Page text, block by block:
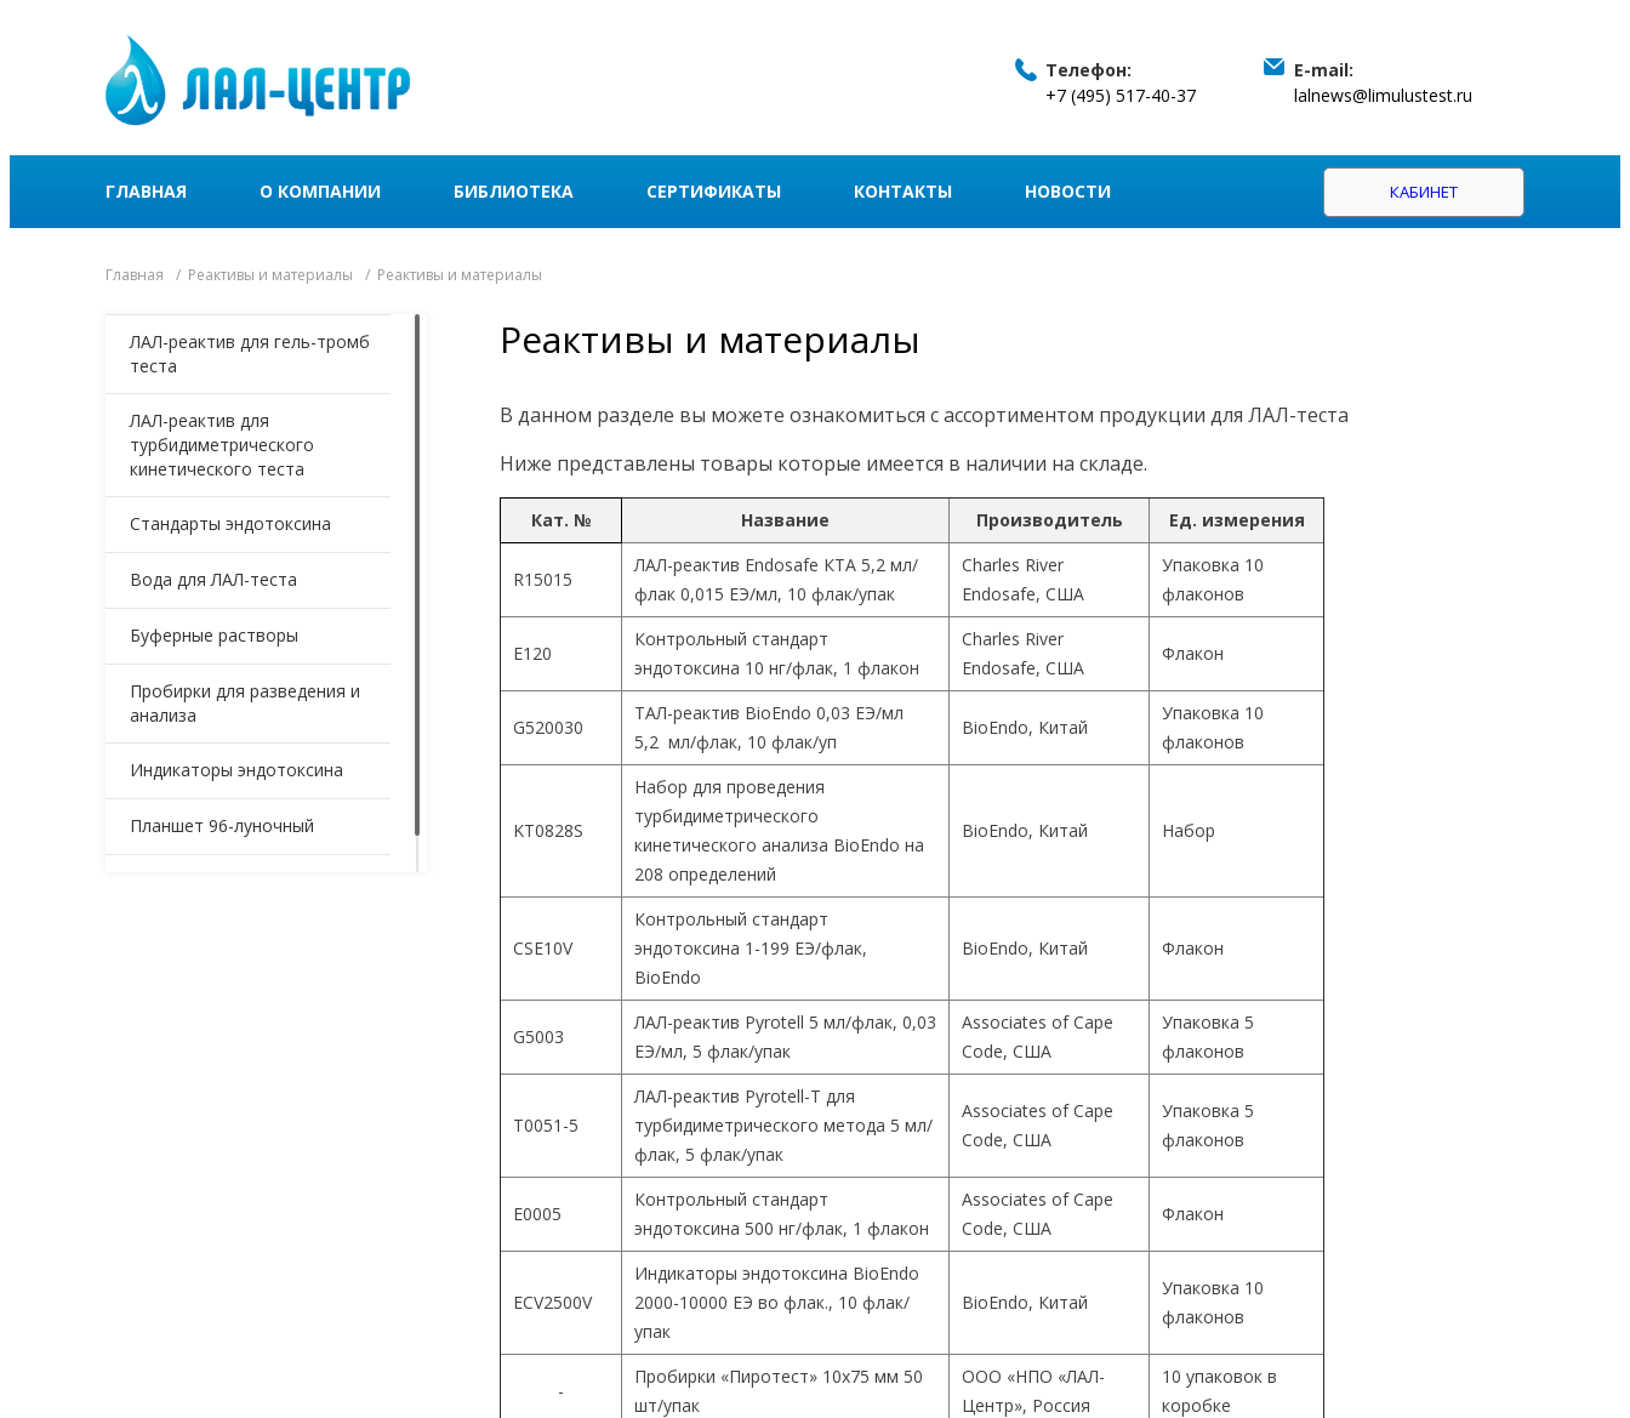
Телефон:
+7 (495) 517-40-37
E-mail:
lalnews@limulustest.ru
ГЛАВНАЯ О КОМПАНИИ БИБЛИОТЕКА СЕРТИФИКАТЫ КОНТАКТЫ НОВОСТИ КАБИНЕТ
Главная Реактивы и материалы Реактивы и материалы
ЛАЛ-реактив для гель-тромб
теста
ЛАЛ-реактив для
турбидиметрического
кинетического теста
Стандарты эндотоксина
Вода для ЛАЛ-теста
Буферные растворы
Пробирки для разведения и
анализа
Индикаторы эндотоксина
Планшет 96-луночный
Реактивы и материалы
В данном разделе вы можете ознакомиться с ассортиментом продукции для ЛАЛ-теста
Ниже представлены товары которые имеется в наличии на складе.
Кат. № Название Производитель Ед. измерения
R15015
ЛАЛ-реактив Endosafe КТА 5,2 мл/
флак 0,015 ЕЭ/мл, 10 флак/упак
Charles River
Endosafe, США
Упаковка 10
флаконов
Е120
Контрольный стандарт
эндотоксина 10 нг/флак, 1 флакон
Charles River
Endosafe, США
Флакон
G520030
ТАЛ-реактив BioEndo 0,03 ЕЭ/мл
5,2 мл/флак, 10 флак/уп
BioEndo, Китай
Упаковка 10
флаконов
KT0828S
Набор для проведения
турбидиметрического
кинетического анализа BioEndo на
208 определений
BioEndo, Китай Набор
CSE10V
Контрольный стандарт
эндотоксина 1-199 ЕЭ/флак,
BioEndo
BioEndo, Китай Флакон
G5003
ЛАЛ-реактив Pyrotell 5 мл/флак, 0,03
ЕЭ/мл, 5 флак/упак
Associates of Cape
Code, США
Упаковка 5
флаконов
T0051-5
ЛАЛ-реактив Pyrotell-T для
турбидиметрического метода 5 мл/
флак, 5 флак/упак
Associates of Cape
Code, США
Упаковка 5
флаконов
E0005
Контрольный стандарт
эндотоксина 500 нг/флак, 1 флакон
Associates of Cape
Code, США
Флакон
ECV2500V
Индикаторы эндотоксина BioEndo
2000-10000 ЕЭ во флак., 10 флак/
упак
BioEndo, Китай
Упаковка 10
флаконов
-
Пробирки «Пиротест» 10х75 мм 50
шт/упак
ООО «НПО «ЛАЛ-
Центр», Россия
10 упаковок в
коробке